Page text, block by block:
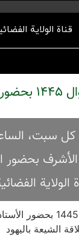
قناة الولاية
المنجي 18
بحضور
المنجي 18 شوال
الشيعة باليهود